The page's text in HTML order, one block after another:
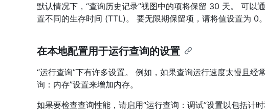
默认情况下，“查询历史记录”视图中的项将保留 30 天。 可以
置不同的生存时间 (TTL)。 要无限期保留项，请将值设置为 0。
在本地配置用于运行查询的设置
“运行查询”下有许多设置。 例如，如果查询运行速度太慢且经
询：内存”设置来增加内存。
如果要检查查询性能，请启用“运行查询：调试”设置以包括计